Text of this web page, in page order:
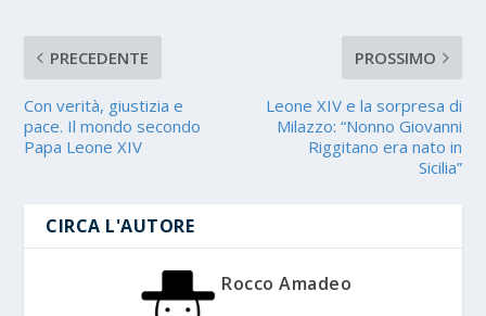
PRECEDENTE
Con verità, giustizia e
pace. Il mondo secondo
Papa Leone XIV
PROSSIMO
Leone XIV e la sorpresa di
Milazzo: “Nonno Giovanni
Riggitano era nato in
Sicilia”
CIRCA L'AUTORE
Rocco Amadeo